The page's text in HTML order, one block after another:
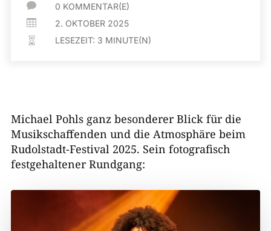
 0 KOMMENTAR(E)
 2. OKTOBER 2025
 LESEZEIT: 3 MINUTE(N)
Michael Pohls ganz besonderer Blick für die
Musikschaffenden und die Atmosphäre beim
Rudolstadt-Festival 2025. Sein fotografisch
festgehaltener Rundgang: